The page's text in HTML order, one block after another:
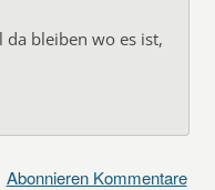
da bleiben wo es ist,
Abonnieren Kommentare